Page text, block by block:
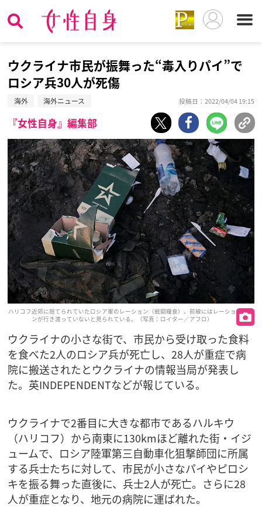
ウクライナ市民が振舞った“毒入りパイ”で
ロシア兵30人が死傷
海外 海外ニュース 投稿日：2022/04/04 19:15
『女性自身』編集部
ハリコフ近郊に捨てられていたロシア軍のレーション（戦闘糧食）。前線にはレーショ
ンが行き渡っていないと見られている。（写真：ロイター／アフロ）
ウクライナの小さな街で、市民から受け取った食料
を食べた2人のロシア兵が死亡し、28人が重症で病
院に搬送されたとウクライナの情報当局が発表し
た。英INDEPENDENTなどが報じている。
ウクライナで2番目に大きな都市であるハルキウ
（ハリコフ）から南東に130kmほど離れた街・イジ
ュームで、ロシア陸軍第三自動車化狙撃師団に所属
する兵士たちに対して、市民が小さなパイやピロシ
キを振る舞った直後に、兵士2人が死亡。さらに28
人が重症となり、地元の病院に運ばれた。